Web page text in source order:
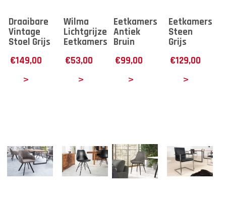
Draaibare
Vintage
Stoel Grijs
€149,00
Wilma
Lichtgrijze
Eetkamerstoel
€53,00
Eetkamerstoel
Antiek
Bruin
€99,00
Steen
Grijs
€129,00